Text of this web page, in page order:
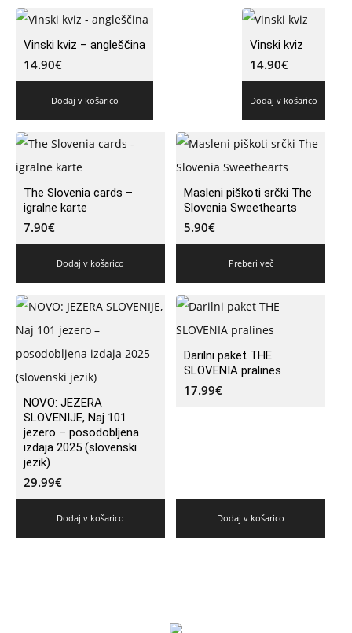
Vinski kviz – angleščina
14.90€
Dodaj v košarico
Vinski kviz
14.90€
Dodaj v košarico
The Slovenia cards –
igralne karte
7.90€
Dodaj v košarico
Masleni piškoti srčki The
Slovenia Sweethearts
5.90€
Preberi več
NOVO: JEZERA
SLOVENIJE, Naj 101
jezero – posodobljena
izdaja 2025 (slovenski
jezik)
29.99€
Dodaj v košarico
Darilni paket THE
SLOVENIA pralines
17.99€
Dodaj v košarico